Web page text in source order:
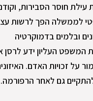
חוסר הסבירות,
לממשלה הפך לרשות
ובלמים בדמוקרטיה
המשפט העליון ידע לרסן
על זכויות האדם.
גם לאחר הרפורמה.